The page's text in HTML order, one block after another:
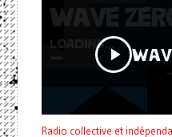
Radio collective et